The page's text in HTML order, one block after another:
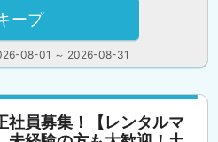
08-01 ～ 2026-08-31
ープ
員募集！【レンタルマ